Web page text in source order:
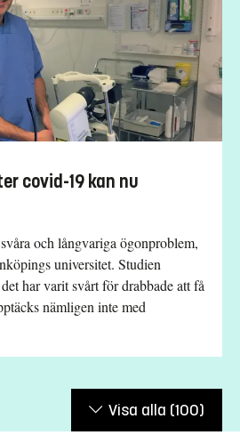
covid-19 kan nu
och långvariga ögonproblem,
universitet. Studien
har varit svårt för drabbade att få
nämligen inte med
Visa alla (100)